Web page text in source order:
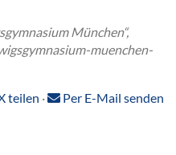
München“,
muenchen-
teilen · Per E-Mail senden